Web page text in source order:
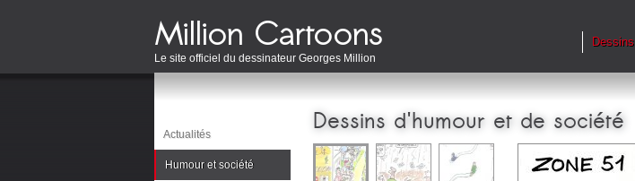
Le site officiel du dessinateur Georges Million
Dessins
Actualités
Humour et société
Dessins d'humour et de société